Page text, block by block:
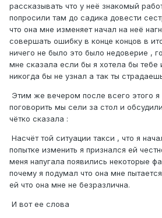
рассказывать что у неё знакомый
попросили там до садика довести
что она мне изменяет начал на неё
совершать ошибку в конце концов в
ничего не было это было недоверие ,
мне сказала если бы я хотела бы тебе
никогда бы не узнал а так ты
Этим же вечером после всего этого
поговорить мы сели за стол и
чётко сказала :
Насчёт той ситуации такси , что я
попытке изменить я признался ей
меня напугала появились некоторые
почему я подумал что она мне
ей что она мне не безразлична.
И вот ее слова